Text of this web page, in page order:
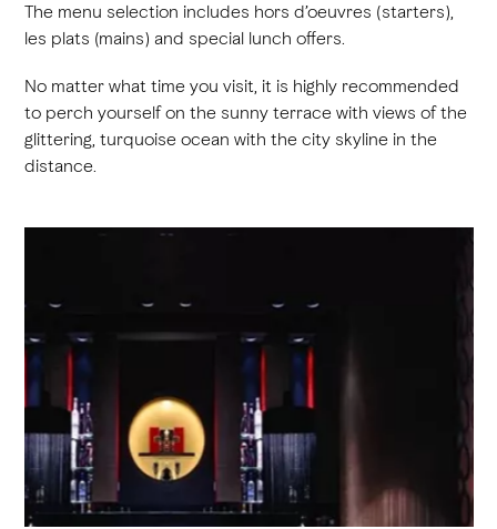
The menu selection includes hors d’oeuvres (starters),
les plats (mains) and special lunch offers.
No matter what time you visit, it is highly recommended
to perch yourself on the sunny terrace with views of the
glittering, turquoise ocean with the city skyline in the
distance.